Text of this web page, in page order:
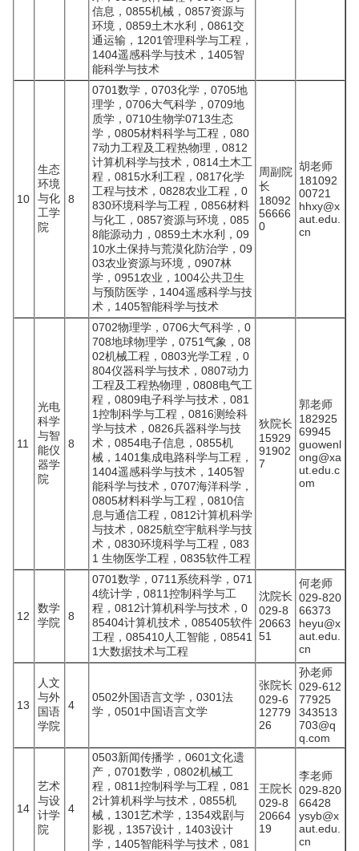
信息，0855机械，0857资源与
环境，0859土木水利，0861交
通运输，1201管理科学与工程，
1404遥感科学与技术，1405智
能科学与技术
10
生态
环境
与化
工学
院
8
0701数学，0703化学，0705地
理学，0706大气科学，0709地
质学，0710生物学0713生态
学，0805材料科学与工程，080
7动力工程及工程热物理，0812
计算机科学与技术，0814土木工
程，0815水利工程，0817化学
工程与技术，0828农业工程，0
830环境科学与工程，0856材料
与化工，0857资源与环境，085
8能源动力，0859土木水利，09
10水土保持与荒漠化防治学，09
03农业资源与环境，0907林
学，0951农业，1004公共卫生
与预防医学，1404遥感科学与技
术，1405智能科学与技术
周副院
长
18092
56666
0
胡老师
181092
00721
hhxy@x
aut.edu.
cn
11
光电
科学
与智
能仪
器学
院
8
0702物理学，0706大气科学，0
708地球物理学，0751气象，08
02机械工程，0803光学工程，0
804仪器科学与技术，0807动力
工程及工程热物理，0808电气工
程，0809电子科学与技术，081
1控制科学与工程，0816测绘科
学与技术，0826兵器科学与技
术，0854电子信息，0855机
械，1401集成电路科学与工程，
1404遥感科学与技术，1405智
能科学与技术，0707海洋科学，
0805材料科学与工程，0810信
息与通信工程，0812计算机科学
与技术，0825航空宇航科学与技
术，0830环境科学与工程，083
1 生物医学工程，0835软件工程
狄院长
15929
91902
7
郭老师
182925
69945
guowenl
ong@xa
ut.edu.c
om
12
数学
学院
8
0701数学，0711系统科学，071
4统计学，0811控制科学与工
程，0812计算机科学与技术，0
85404计算机技术，085405软件
工程，085410人工智能，08541
1大数据技术与工程
沈院长
029-8
20663
51
何老师
029-820
66373
heyu@x
aut.edu.
cn
13
人文
与外
国语
学院
4
0502外国语言文学，0301法
学，0501中国语言文学
张院长
029-6
12779
26
孙老师
029-612
77925
343513
703@q
q.com
14
艺术
与设
计学
院
4
0503新闻传播学，0601文化遗
产，0701数学，0802机械工
程，0811控制科学与工程，081
2计算机科学与技术，0855机
械，1301艺术学，1354戏剧与
影视，1357设计，1403设计
学，1405智能科学与技术，081
王院长
029-8
20664
19
李老师
029-820
66428
ysyb@x
aut.edu.
cn